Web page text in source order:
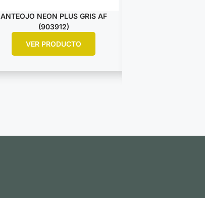
ANTEOJO NEON PLUS GRIS AF
(903912)
VER PRODUCTO